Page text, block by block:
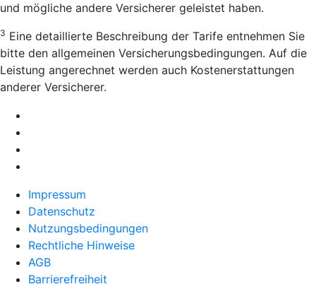
und mögliche andere Versicherer geleistet haben.
3 Eine detaillierte Beschreibung der Tarife entnehmen Sie
bitte den allgemeinen Versicherungsbedingungen. Auf die
Leistung angerechnet werden auch Kostenerstattungen
anderer Versicherer.
Impressum
Datenschutz
Nutzungsbedingungen
Rechtliche Hinweise
AGB
Barrierefreiheit